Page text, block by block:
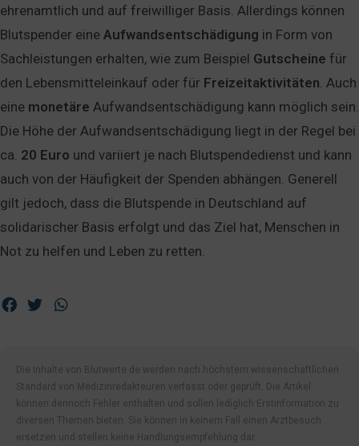
ehrenamtlich und auf freiwilliger Basis. Allerdings können
Blutspender eine Aufwandsentschädigung in Form von
Sachleistungen erhalten, wie zum Beispiel Gutscheine für
den Lebensmitteleinkauf oder für Freizeitaktivitäten. Auch
eine monetäre Aufwandsentschädigung kann möglich sein.
Die Höhe der Aufwandsentschädigung liegt in der Regel bei
ca. 20 Euro und variiert je nach Blutspendedienst und kann
auch von der Häufigkeit der Spenden abhängen. Generell
gilt jedoch, dass die Blutspende in Deutschland auf
solidarischer Basis erfolgt und das Ziel hat, Menschen in
Not zu helfen und Leben zu retten.
Die Inhalte von Blutwerte.de werden nach höchstem wissenschaftlichen
Standard von Medizinredakteuren verfasst oder geprüft. Die Artikel
können dennoch Fehler enthalten und sollen lediglich Erstinformation zu
diversen Themen bieten. Sie können in keinem Fall einen Arztbesuch
ersetzen und stellen keine Handlungsempfehlung dar.